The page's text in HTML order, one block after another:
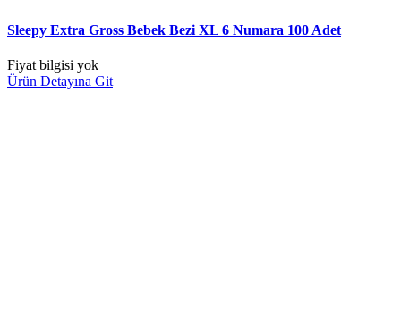
Sleepy Extra Gross Bebek Bezi XL 6 Numara 100 Adet
Fiyat bilgisi yok
Ürün Detayına Git